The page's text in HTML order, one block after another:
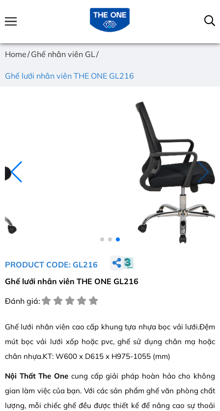
Home Ghế nhân viên GL
Ghế lưới nhân viên THE ONE GL216
PRODUCT CODE: GL216
Ghế lưới nhân viên THE ONE GL216
Đánh giá:
Ghế lưới nhân viên cao cấp khung tựa nhựa bọc vải lưới.Đệm
mút bọc vải lưới xốp hoặc pvc, ghế sử dụng chân mạ hoặc
chân nhựa.KT: W600 x D615 x H975-1055 (mm)
Nội Thất The One cung cấp giải pháp hoàn hảo cho không
gian làm việc của bạn. Với các sản phẩm ghế văn phòng chất
lượng, mỗi chiếc ghế đều được thiết kế để nâng cao sự thoải